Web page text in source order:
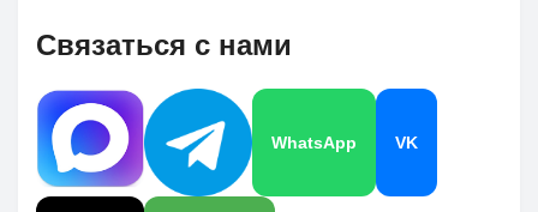
Связаться с нами
WhatsApp VK